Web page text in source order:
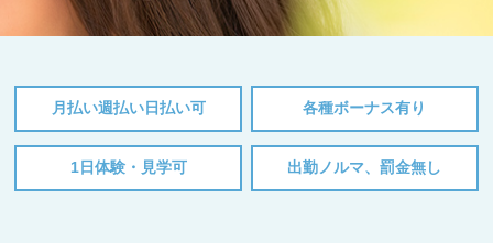
月払い週払い日払い可 各種ボーナス有り
1日体験・見学可 出勤ノルマ、罰金無し